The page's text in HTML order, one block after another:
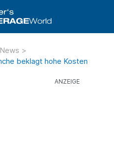
>
beklagt hohe Kosten